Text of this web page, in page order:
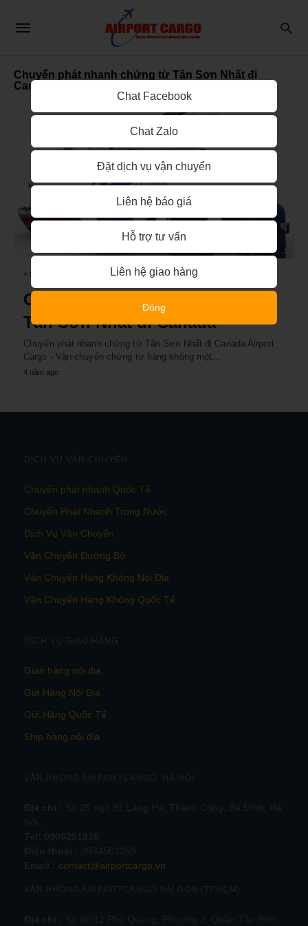
Chuyển phát nhanh chứng từ Tân Sơn Nhất đi
Canada
AIRPORT CARGO
Chuyển phát nhanh chứng từ
Tân Sơn Nhất đi Canada
Chuyển phát nhanh chứng từ Tân Sơn Nhất đi Canada Airport
Cargo - Vận chuyển chứng từ hàng không một…
4 năm ago
DỊCH VỤ VẬN CHUYỂN
Chuyển phát nhanh Quốc Tế
Chuyển Phát Nhanh Trong Nước
Dịch Vụ Vận Chuyển
Vận Chuyển Đường Bộ
Vận Chuyển Hàng Không Nội Địa
Vận Chuyển Hàng Không Quốc Tế
DỊCH VỤ GIAO HÀNG
Giao hàng nội địa
Gửi Hàng Nội Địa
Gửi Hàng Quốc Tế
Ship hàng nội địa
VĂN PHÒNG AIRPORTCARGO HÀ NỘI
contact@airportcargo.vn
VĂN PHÒNG AIRPORTCARGO SÀI GÒN (TPHCM)
Chat Facebook
Chat Zalo
Đặt dịch vụ vận chuyển
Liên hệ báo giá
Hỗ trợ tư vấn
Liên hệ giao hàng
Đóng